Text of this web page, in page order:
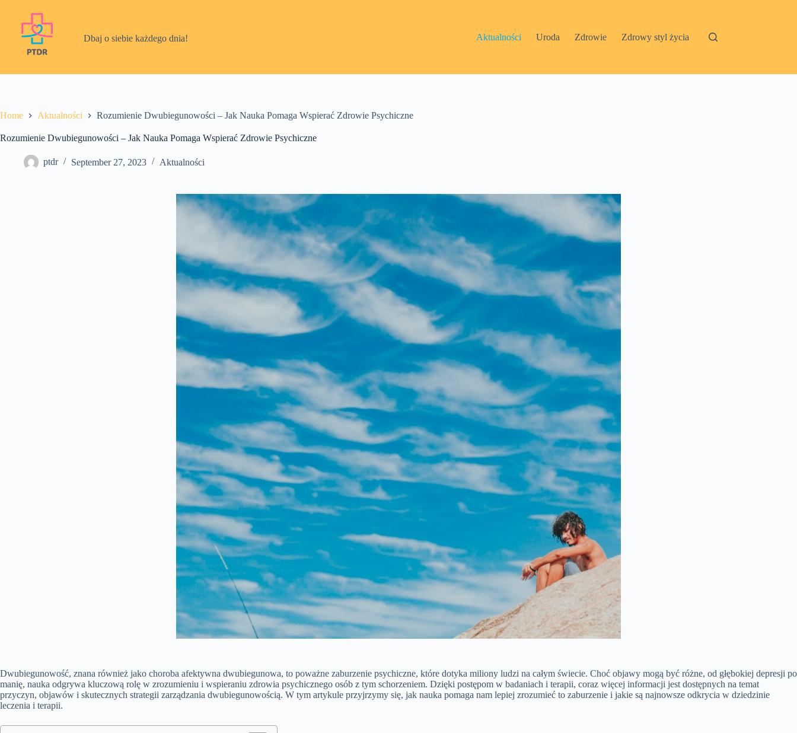
content
Dbaj o siebie każdego dnia!
Aktualności Uroda Zdrowie Zdrowy styl życia
Home Aktualności Rozumienie Dwubiegunowości – Jak Nauka Pomaga Wspierać Zdrowie Psychiczne
Rozumienie Dwubiegunowości – Jak Nauka Pomaga Wspierać Zdrowie Psychiczne
ptdr September 27, 2023 Aktualności
Dwubiegunowość, znana również jako choroba afektywna dwubiegunowa, to poważne zaburzenie psychiczne, które dotyka miliony ludzi na całym świecie. Choć objawy mogą być różne, od głębokiej depresji po
manię, nauka odgrywa kluczową rolę w zrozumieniu i wspieraniu zdrowia psychicznego osób z tym schorzeniem. Dzięki postępom w badaniach i terapii, coraz więcej informacji jest dostępnych na temat
przyczyn, objawów i skutecznych strategii zarządzania dwubiegunowością. W tym artykule przyjrzymy się, jak nauka pomaga nam lepiej zrozumieć to zaburzenie i jakie są najnowsze odkrycia w dziedzinie
leczenia i terapii.